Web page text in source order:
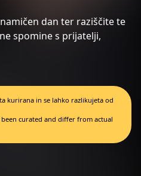
dan ter raziščite te
spomine s prijatelji,
kurirana in se lahko razlikujeta od
curated and differ from actual